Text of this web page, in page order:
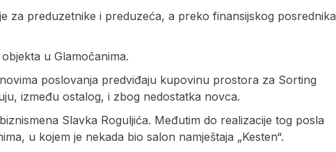
za preduzetnike i preduzeća, a preko finansijskog posrednika
u Glamočanima.
poslovanja predviđaju kupovinu prostora za Sorting
između ostalog, i zbog nedostatka novca.
Slavka Roguljića. Međutim do realizacije tog posla
u kojem je nekada bio salon namještaja „Kesten“.